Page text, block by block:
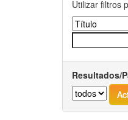
Utilizar filtros
Resultados/